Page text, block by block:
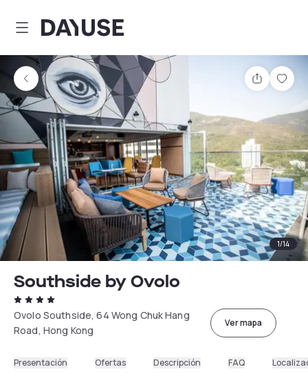
Dayuse
1/14
Southside by Ovolo
Ovolo Southside, 64 Wong Chuk Hang
Road, Hong Kong
Ver mapa
Presentación Ofertas Descripción FAQ